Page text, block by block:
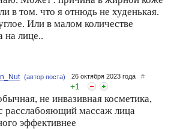
в том. что я отнюдь не худенькая.
Или в малом количестве
на лице..
(автор поста) 26 октября 2023 года #
+1
не инвазивная косметика,
расслабояющий массаж лица
эффективнее